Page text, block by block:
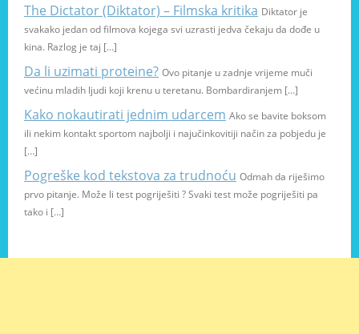
The Dictator (Diktator) – Filmska kritika Diktator je
svakako jedan od filmova kojega svi uzrasti jedva čekaju da dođe u
kina. Razlog je taj […]
Da li uzimati proteine? Ovo pitanje u zadnje vrijeme muči
većinu mladih ljudi koji krenu u teretanu. Bombardiranjem […]
Kako nokautirati jednim udarcem Ako se bavite boksom
ili nekim kontakt sportom najbolji i najučinkovitiji način za pobjedu je
[…]
Pogreške kod tekstova za trudnoću Odmah da riješimo
prvo pitanje. Može li test pogriješiti ? Svaki test može pogriješiti pa
tako i […]